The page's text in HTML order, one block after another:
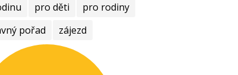
pro děti
pro rodiny
pořad zájezd